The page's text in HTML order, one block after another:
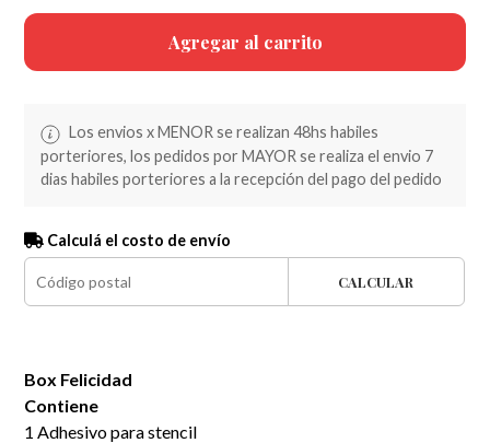
Agregar al carrito
Los envios x MENOR se realizan 48hs habiles
porteriores, los pedidos por MAYOR se realiza el envio 7
dias habiles porteriores a la recepción del pago del pedido
Calculá el costo de envío
CALCULAR
Box Felicidad
Contiene
1 Adhesivo para stencil